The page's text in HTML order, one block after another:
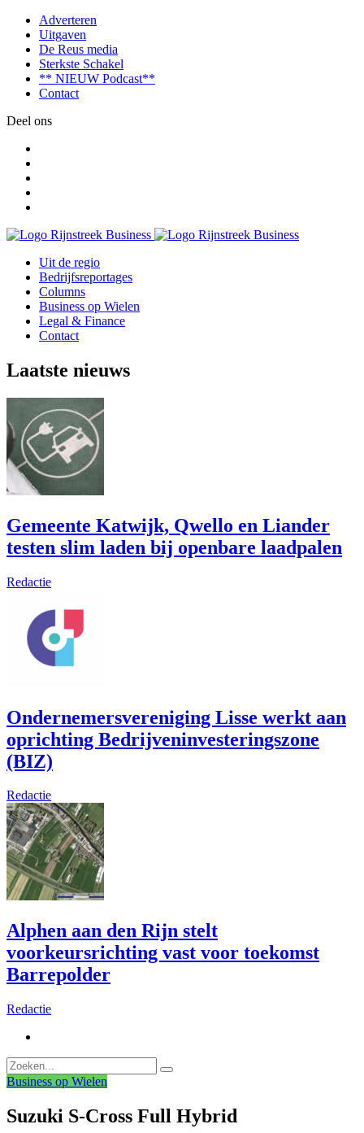
Adverteren
Uitgaven
De Reus media
Sterkste Schakel
** NIEUW Podcast**
Contact
Deel ons
Uit de regio
Bedrijfsreportages
Columns
Business op Wielen
Legal & Finance
Contact
Laatste nieuws
Gemeente Katwijk, Qwello en Liander
testen slim laden bij openbare laadpalen
Redactie
Ondernemersvereniging Lisse werkt aan
oprichting Bedrijveninvesteringszone
(BIZ)
Redactie
Alphen aan den Rijn stelt
voorkeursrichting vast voor toekomst
Barrepolder
Redactie
Business op Wielen
Suzuki S-Cross Full Hybrid